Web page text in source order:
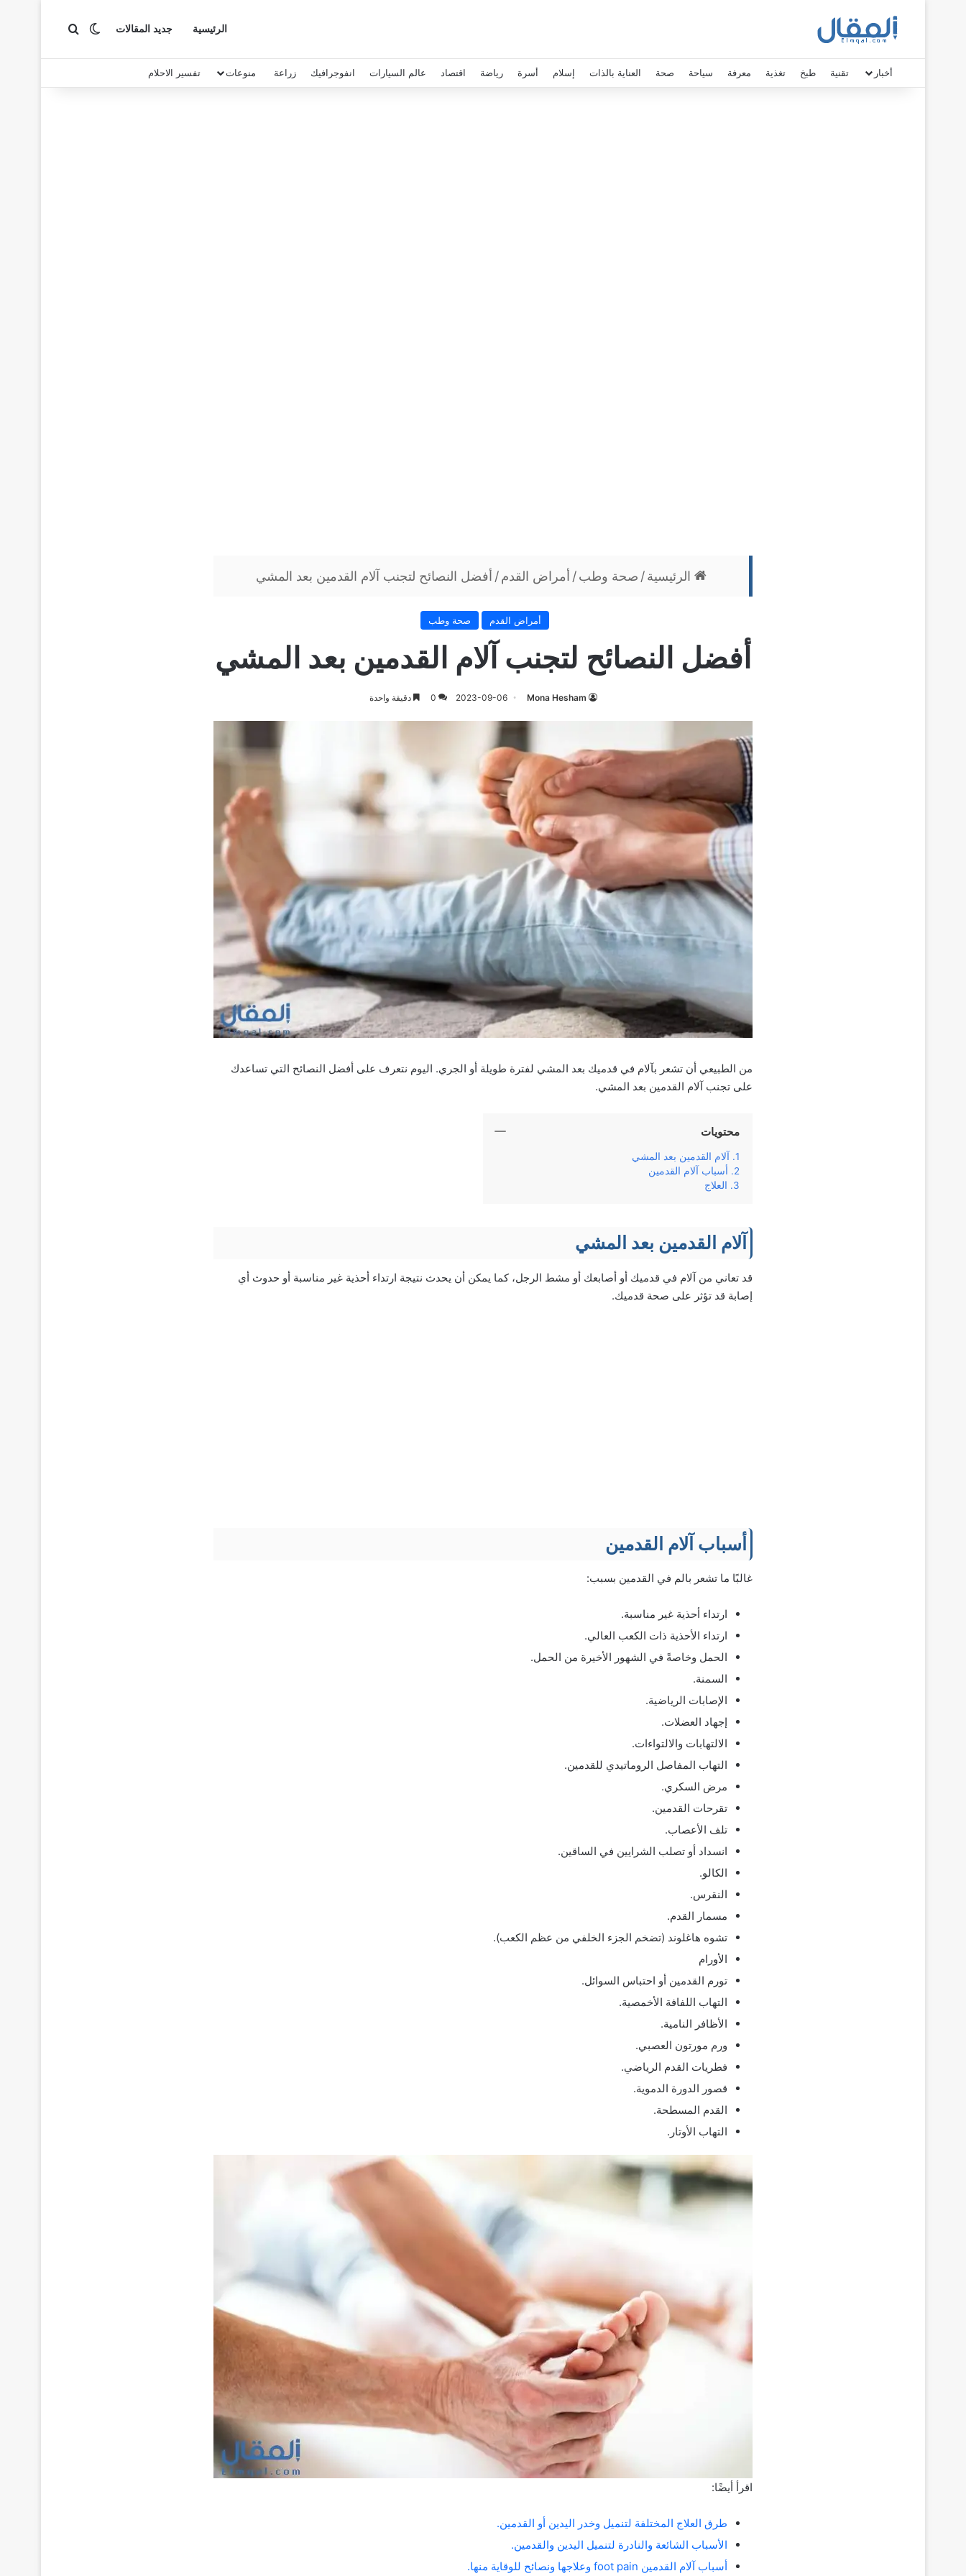
الرئيسية جديد المقالات الوضع المظلم
بحث عن
أخبار تقنية طبخ تغذية معرفة سياحة صحة العناية بالذات إسلام أسرة رياضة اقتصاد عالم السيارات انفوجرافيك زراعة منوعات تفسير الاحلام
الرئيسية/ صحة وطب/ أمراض القدم/ أفضل النصائح لتجنب آلام القدمين بعد المشي
أمراض القدم صحة وطب
أفضل النصائح لتجنب آلام القدمين بعد المشي
Mona Hesham
2023-09-06
0 دقيقة واحدة
من الطبيعي أن تشعر بآلام في قدميك بعد المشي لفترة طويلة أو الجري. اليوم نتعرف على أفضل النصائح التي تساعدك
على تجنب آلام القدمين بعد المشي.
محتويات
آلام القدمين بعد المشي
أسباب آلام القدمين
العلاج
آلام القدمين بعد المشي
قد تعاني من آلام في قدميك أو أصابعك أو مشط الرجل، كما يمكن أن يحدث نتيجة ارتداء أحذية غير مناسبة أو حدوث أي
إصابة قد تؤثر على صحة قدميك.
أسباب آلام القدمين
غالبًا ما تشعر بالم في القدمين بسبب:
ارتداء أحذية غير مناسبة.
ارتداء الأحذية ذات الكعب العالي.
الحمل وخاصةً في الشهور الأخيرة من الحمل.
السمنة.
الإصابات الرياضية.
إجهاد العضلات.
الالتهابات والالتواءات.
التهاب المفاصل الروماتيدي للقدمين.
مرض السكري.
تقرحات القدمين.
تلف الأعصاب.
انسداد أو تصلب الشرايين في الساقين.
الكالو.
النقرس.
مسمار القدم.
تشوه هاغلوند (تضخم الجزء الخلفي من عظم الكعب).
الأورام
تورم القدمين أو احتباس السوائل.
التهاب اللفافة الأخمصية.
الأظافر النامية.
ورم مورتون العصبي.
فطريات القدم الرياضي.
قصور الدورة الدموية.
القدم المسطحة.
التهاب الأوتار.
اقرأ أيضًا:
طرق العلاج المختلفة لتنميل وخدر اليدين أو القدمين.
الأسباب الشائعة والنادرة لتنميل اليدين والقدمين.
أسباب آلام القدمين foot pain وعلاجها ونصائح للوقاية منها.